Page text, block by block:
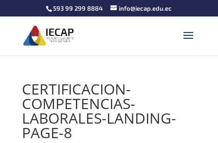
593 99 299 8884 info@iecap.edu.ec
CERTIFICACION-
COMPETENCIAS-
LABORALES-LANDING-
PAGE-8